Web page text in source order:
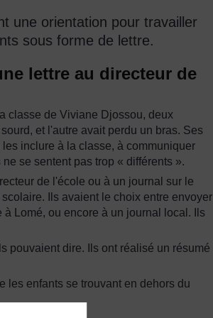
une orientation pour travailler
sous forme de lettre.
lettre au directeur de
classe de Viviane Djossou, deux
et l'autre avait perdu un bras. Ses
inclure à la classe, à communiquer
se sentent pas trop « différents ».
de l'école ou à un journal sur le
Ils avaient le choix entre envoyer
à Lomé, ou encore à un journal local. Ils
pouvaient dire. Ils ont réalisé un résumé
les enfants se trouvant en dehors du